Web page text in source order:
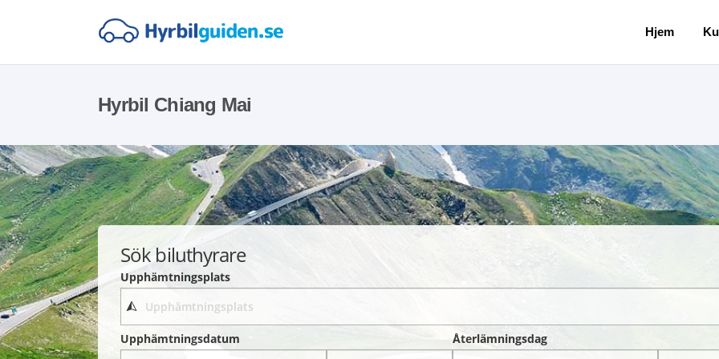
Hjem
Hyrbil Chiang Mai
Sök biluthyrare
Upphämtningsplats
Upphämtningsdatum Återlämningsdag